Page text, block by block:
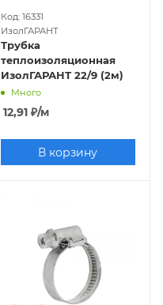
Код: 16331
ИзолГАРАНТ
Трубка
теплоизоляционная
ИзолГАРАНТ 22/9 (2м)
Много
12,91₽/м
В корзину